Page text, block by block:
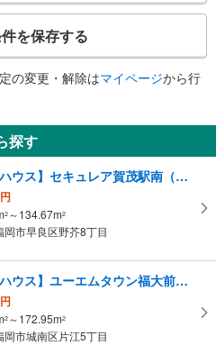
を保存する
の変更・解除はマイページから行
探す
【大和ハウス】セキュレア賀茂駅南（建築条件付宅地分譲）
2 ～134.67m2
岡市早良区野芥8丁目
【大和ハウス】ユーエムタウン福大前駅東（建築条件付宅地分譲）
2 ～172.95m2
岡市城南区片江5丁目